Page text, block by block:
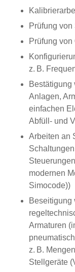
Prüfung
Prüfung
z. B.
Bestätigung
Anlagen,
einfachen
Abfüll- und
Arbeiten an
modernen
Simocode))
Beseitigung
Armaturen
z. B.
Stellgeräte